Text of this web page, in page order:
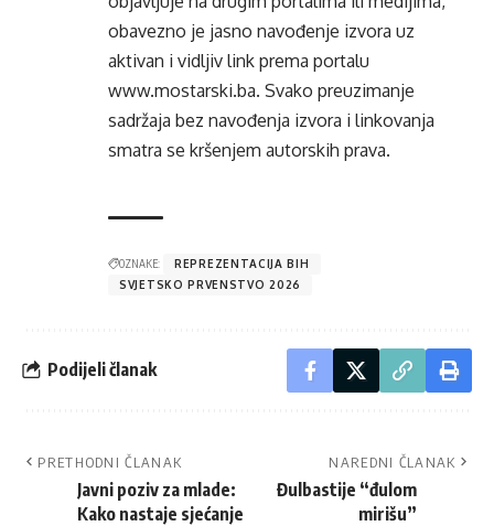
obavezno je jasno navođenje izvora uz
aktivan i vidljiv link prema portalu
www.mostarski.ba. Svako preuzimanje
sadržaja bez navođenja izvora i linkovanja
smatra se kršenjem autorskih prava.
OZNAKE:
REPREZENTACIJA BIH
SVJETSKO PRVENSTVO 2026
Podijeli članak
PRETHODNI ČLANAK
Javni poziv za mlade:
Kako nastaje sjećanje
NAREDNI ČLANAK
Đulbastije “đulom
mirišu”